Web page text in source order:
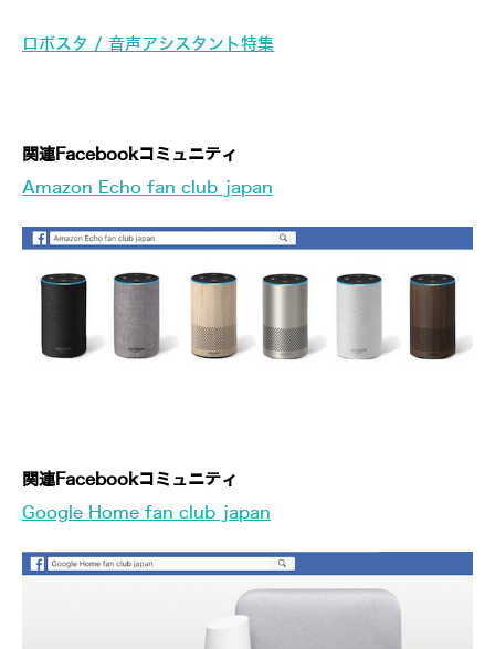
ロボスタ / 音声アシスタント特集
関連Facebookコミュニティ
Amazon Echo fan club japan
関連Facebookコミュニティ
Google Home fan club japan